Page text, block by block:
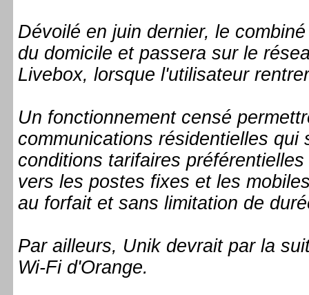
Dévoilé en juin dernier, le
du domicile et passera sur le
Livebox, lorsque l'utilisateur
Un fonctionnement censé
communications résidentielles
conditions tarifaires
vers les postes fixes et les
au forfait et sans limitation de
Par ailleurs, Unik devrait par la
Wi-Fi d'Orange.